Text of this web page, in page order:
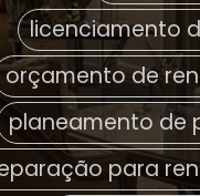
licenciamento
orçamento de
planeamento de
para